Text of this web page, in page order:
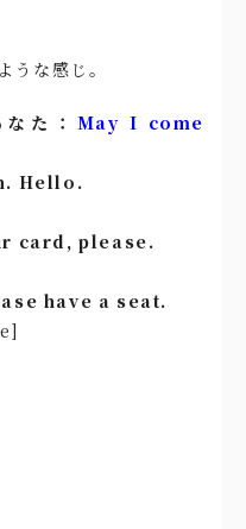
うな感じ。
なた： May I come
Hello.
card, please.
have a seat.